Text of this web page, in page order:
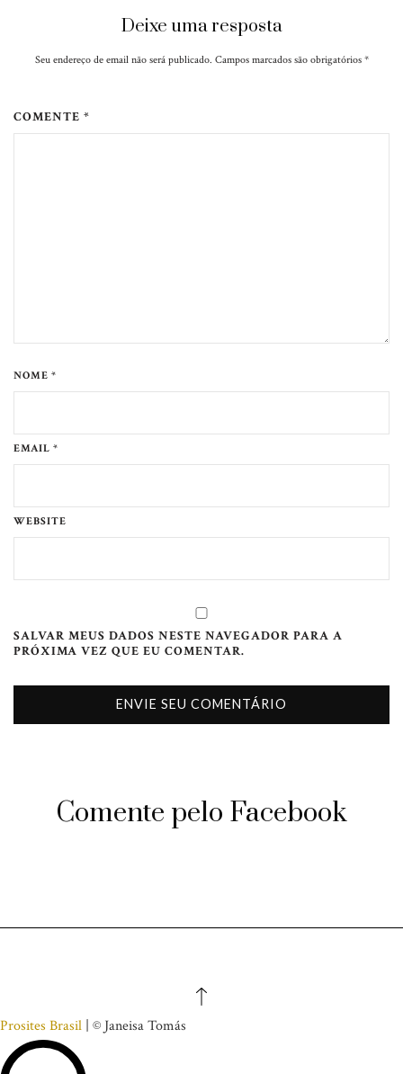
Deixe uma resposta
Seu endereço de email não será publicado. Campos marcados são obrigatórios *
COMENTE *
NOME *
EMAIL *
WEBSITE
SALVAR MEUS DADOS NESTE NAVEGADOR PARA A
PRÓXIMA VEZ QUE EU COMENTAR.
Comente pelo Facebook
Prosites Brasil | © Janeisa Tomás